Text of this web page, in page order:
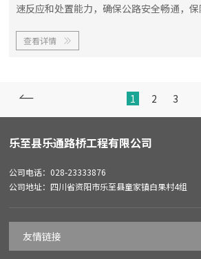
速反应和处置能力，确保公路安全畅通，
律法规要求，乐通党支部于4月16日上午
查看详情 
 1 2 3
乐至县乐通路桥工程有限公司
公司电话：028-23333876
公司地址：四川省资阳市乐至县童家镇白果村4组
友情链接